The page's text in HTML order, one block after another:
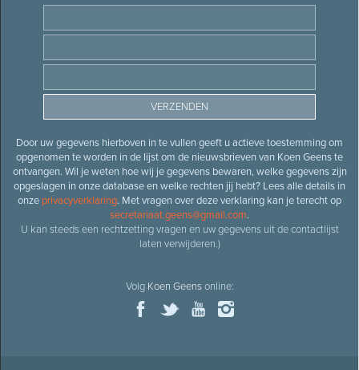
Door uw gegevens hierboven in te vullen geeft u actieve toestemming om
opgenomen te worden in de lijst om de nieuwsbrieven van Koen Geens te
ontvangen. Wil je weten hoe wij je gegevens bewaren, welke gegevens zijn
opgeslagen in onze database en welke rechten jij hebt? Lees alle details in
onze privacyverklaring. Met vragen over deze verklaring kan je terecht op
secretariaat.geens@gmail.com.
U kan steeds een rechtzetting vragen en uw gegevens uit de contactlijst
laten verwijderen.)
Volg Koen Geensonline: